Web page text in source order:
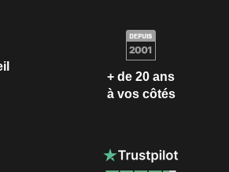
+ de 20 ans
à vos côtés